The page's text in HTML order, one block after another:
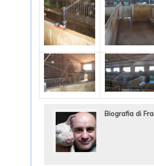
Biografia di